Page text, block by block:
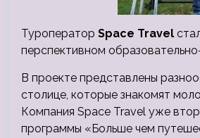
Туроператор Space Travel
перспективном
В проекте представлены
столице, которые знакомят
Компания Space Travel уже
программы «Больше чем